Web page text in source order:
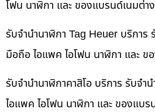
โฟน นาฬิกา และ ของแบรนด์เนมต่า
รับจำนำนาฬิกา Tag Heuer บริการ
มือถือ ไอแพค ไอโฟน นาฬิกา และ ข
รับจำนำนาฬิกาคาสิโอ บริการ รับจำ
ไอแพค ไอโฟน นาฬิกา และ ของแบร